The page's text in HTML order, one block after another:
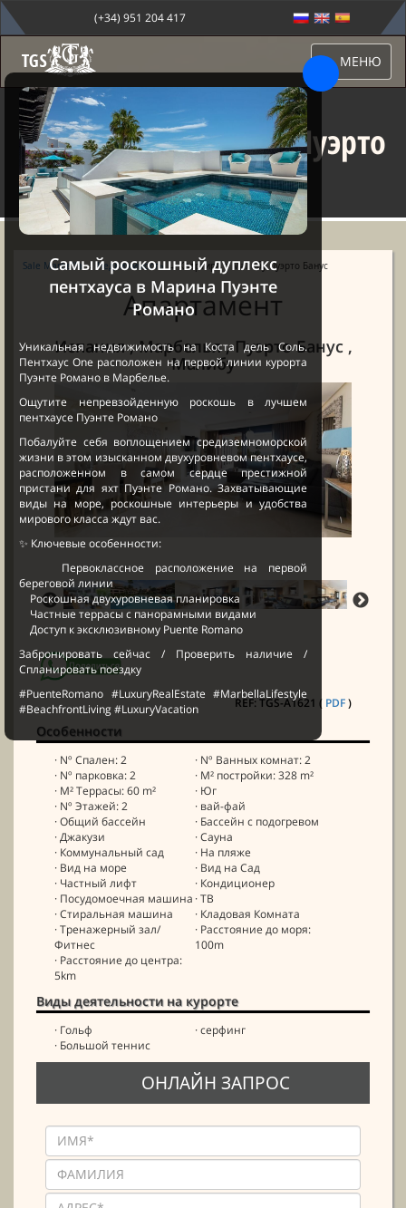
(+34) 951 204 417
МЕНЮ
Квартира в Малибу Пуэрто
Банус
Sale Marbella→Недвижимость→ Квартира в Малибу Пуэрто Банус
Апартамент
Испания , Марбелья , Пуэрто Банус ,
Малибу
REF: TGS-A1621 ( PDF)
Особенности
· Nº Спален: 2
· Nº Ванных комнат: 2
· Nº парковка: 2
· M² постройки: 328 m²
· M² Террасы: 60 m²
· Юг
· Nº Этажей: 2
· вай-фай
· Общий бассейн
· Бассейн с подогревом
· Джакузи
· Сауна
· Коммунальный сад
· На пляже
· Вид на море
· Вид на Сад
· Частный лифт
· Кондиционер
· Посудомоечная машина · ТВ
· Стиральная машина
· Кладовая Комната
· Тренажерный зал/
Фитнес
· Расстояние до моря:
100m
· Расстояние до центра:
5km
Виды деятельности на курорте
· Гольф
· серфинг
· Большой теннис
ОНЛАЙН ЗАПРОС
Самый роскошный дуплекс
пентхауса в Марина Пуэнте
Романо
Уникальная недвижимость на Коста дель Соль.
Пентхаус One расположен на первой линии курорта
Пуэнте Романо в Марбелье.
Ощутите непревзойденную роскошь в лучшем
пентхаусе Пуэнте Романо
Побалуйте себя воплощением средиземноморской
жизни в этом изысканном двухуровневом пентхаусе,
расположенном в самом сердце престижной
пристани для яхт Пуэнте Романо. Захватывающие
виды на море, роскошные интерьеры и удобства
мирового класса ждут вас.
✨ Ключевые особенности:
Первоклассное расположение на первой
береговой линии
Роскошная двухуровневая планировка
Частные террасы с панорамными видами
Доступ к эксклюзивному Puente Romano
Забронировать сейчас / Проверить наличие /
Спланировать поездку
#PuenteRomano #LuxuryRealEstate #MarbellaLifestyle
#BeachfrontLiving #LuxuryVacation